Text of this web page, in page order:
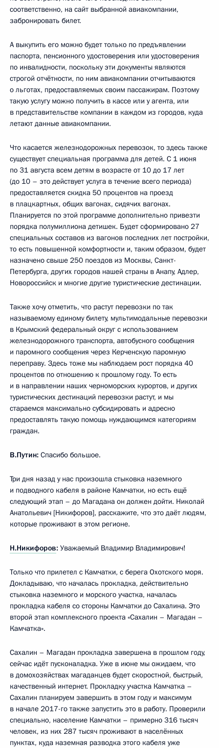
соответственно, на сайт выбранной авиакомпании,
забронировать билет.
А выкупить его можно будет только по предъявлении
паспорта, пенсионного удостоверения или удостоверения
по инвалидности, поскольку эти документы являются
строгой отчётности, по ним авиакомпании отчитываются
о льготах, предоставляемых своим пассажирам. Поэтому
такую услугу можно получить в кассе или у агента, или
в представительстве компании в каждом из городов, куда
летают данные авиакомпании.
Что касается железнодорожных перевозок, то здесь также
существует специальная программа для детей. С 1 июня
по 31 августа всем детям в возрасте от 10 до 17 лет
(до 10 – это действует услуга в течение всего периода)
предоставляется скидка 50 процентов на проезд
в плацкартных, общих вагонах, сидячих вагонах.
Планируется по этой программе дополнительно привезти
порядка полумиллиона детишек. Будет сформировано 27
специальных составов из вагонов последних лет постройки,
то есть повышенной комфортности и, таким образом, будет
назначено свыше 250 поездов из Москвы, Санкт-
Петербурга, других городов нашей страны в Анапу, Адлер,
Новороссийск и многие другие туристические дестинации.
Также хочу отметить, что растут перевозки по так
называемому единому билету, мультимодальные перевозки
в Крымский федеральный округ с использованием
железнодорожного транспорта, автобусного сообщения
и паромного сообщения через Керченскую паромную
переправу. Здесь тоже мы наблюдаем рост порядка 40
процентов по отношению к прошлому году. То есть
и в направлении наших черноморских курортов, и других
туристических дестинаций перевозки растут, и мы
стараемся максимально субсидировать и адресно
предоставлять такую помощь нуждающимся категориям
граждан.
В.Путин: Спасибо большое.
Три дня назад у нас произошла стыковка наземного
и подводного кабеля в районе Камчатки, но есть ещё
следующий этап – до Магадана он должен дойти. Николай
Анатольевич [Никифоров], расскажите, что это даёт людям,
которые проживают в этом регионе.
Н.Никифоров: Уважаемый Владимир Владимирович!
Только что прилетел с Камчатки, с берега Охотского моря.
Докладываю, что началась прокладка, действительно
стыковка наземного и морского участка, началась
прокладка кабеля со стороны Камчатки до Сахалина. Это
второй этап комплексного проекта «Сахалин – Магадан –
Камчатка».
Сахалин – Магадан прокладка завершена в прошлом году,
сейчас идёт пусконаладка. Уже в июне мы ожидаем, что
в домохозяйствах магаданцев будет скоростной, быстрый,
качественный интернет. Прокладку участка Камчатка –
Сахалин планируем завершить в этом году и максимум
в начале 2017-го также запустить это в работу. Проверили
специально, население Камчатки – примерно 316 тысяч
человек, из них 287 тысяч проживают в населённых
пунктах, куда наземная разводка этого кабеля уже